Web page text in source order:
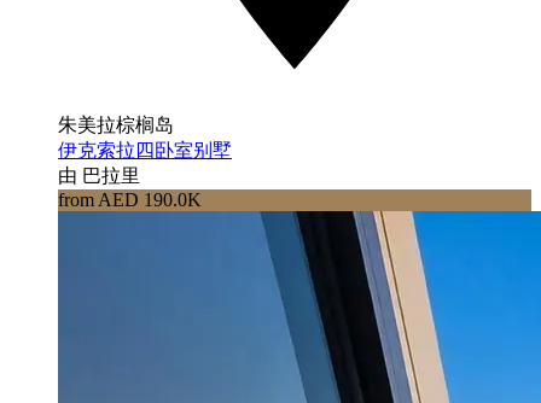
朱美拉棕榈岛
伊克索拉四卧室别墅
由 巴拉里
from AED 190.0K